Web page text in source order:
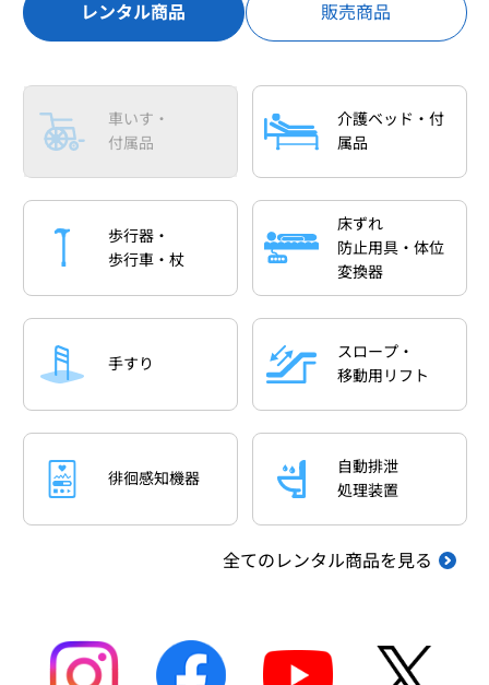
レンタル商品 販売商品
車いす・
付属品
介護ベッド・付
属品
歩行器・
歩行車・杖
床ずれ
防止用具・体位
変換器
手すり
スロープ・
移動用リフト
徘徊感知機器
自動排泄
処理装置
全てのレンタル商品を見る